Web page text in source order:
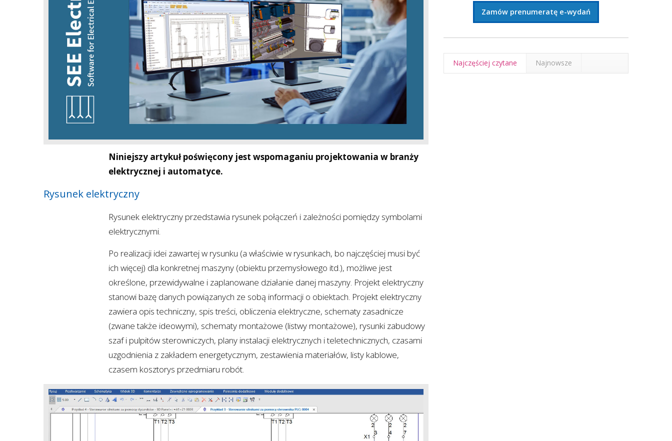
Niniejszy artykuł poświęcony jest wspomaganiu projektowania w branży
elektrycznej i automatyce.
Rysunek elektryczny
Rysunek elektryczny przedstawia rysunek połączeń i zależności pomiędzy symbolami
elektrycznymi.
Po realizacji idei zawartej w rysunku (a właściwie w rysunkach, bo najczęściej musi być
ich więcej) dla konkretnej maszyny (obiektu przemysłowego itd.), możliwe jest
określone, przewidywalne i zaplanowane działanie danej maszyny. Projekt elektryczny
stanowi bazę danych powiązanych ze sobą informacji o obiektach. Projekt elektryczny
zawiera opis techniczny, spis treści, obliczenia elektryczne, schematy zasadnicze
(zwane także ideowymi), schematy montażowe (listwy montażowe), rysunki zabudowy
szaf i pulpitów sterowniczych, plany instalacji elektrycznych i teletechnicznych, czasami
uzgodnienia z zakładem energetycznym, zestawienia materiałów, listy kablowe,
czasem kosztorys przedmiaru robót.
Zamów prenumeratę e-wydań
Najczęściej czytane Najnowsze